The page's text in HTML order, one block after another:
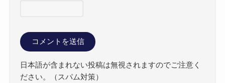
日本語が含まれない投稿は無視されますのでご注意く
ださい。（スパム対策）